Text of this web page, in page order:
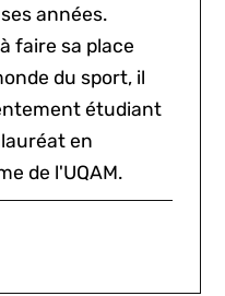
années.
faire sa place
du sport, il
étudiant
en
de l'UQAM.